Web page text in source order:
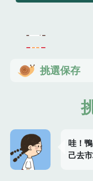
挑選保存
哇！
己去